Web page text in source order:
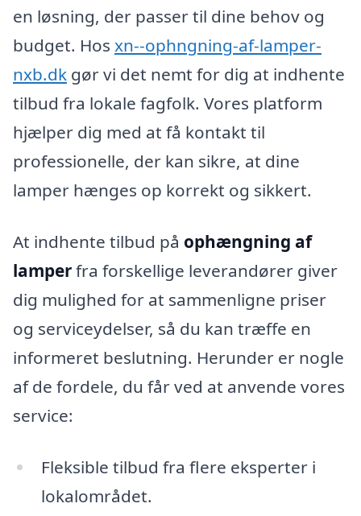
en løsning, der passer til dine behov og
budget. Hos xn--ophngning-af-lamper-
nxb.dk gør vi det nemt for dig at indhente
tilbud fra lokale fagfolk. Vores platform
hjælper dig med at få kontakt til
professionelle, der kan sikre, at dine
lamper hænges op korrekt og sikkert.
At indhente tilbud på ophængning af
lamperfra forskellige leverandører giver
dig mulighed for at sammenligne priser
og serviceydelser, så du kan træffe en
informeret beslutning. Herunder er nogle
af de fordele, du får ved at anvende vores
service:
Fleksible tilbud fra flere eksperter i
lokalområdet.